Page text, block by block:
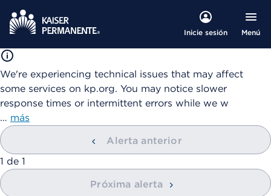
Inicie sesión Menú
We're experiencing technical issues that may affect
some services on kp.org. You may notice slower
response times or intermittent errors while we w
… más
Alerta anterior
mostrando
1 de 1
Próxima alerta